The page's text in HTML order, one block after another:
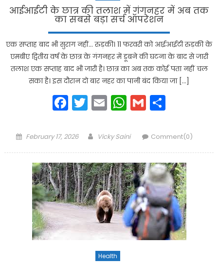
आईआईटी के छात्र की तलाश में गंगनहर में अब तक
का सबसे बड़ा सर्च ऑपरेशन
एक सप्ताह बाद भी सुराग नहीं… रुड़की। 11 फरवरी को आईआईटी रुड़की के
एमबीए द्वितीय वर्ष के छात्र के गंगनहर में डूबने की घटना के बाद से जारी
तलाश एक सप्ताह बाद भी जारी है। छात्र का अब तक कोई पता नहीं चल
सका है। इस दौरान दो बार नहर का पानी बंद किया जा […]
Facebook
Twitter
EmailWhatsApp
Gmail
Posted
February 17, 2026 Author
Vicky Saini Comment(0)
Health